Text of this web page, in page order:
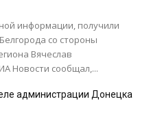
информации, получили
со стороны
Вячеслав
Новости сообщал,...
администрации Донецка